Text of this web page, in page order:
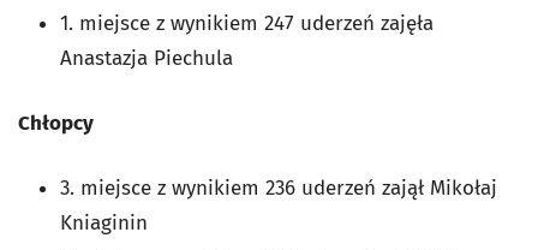
1. miejsce z wynikiem 247 uderzeń zajęła
Anastazja Piechula
Chłopcy
3. miejsce z wynikiem 236 uderzeń zajął Mikołaj
Kniaginin